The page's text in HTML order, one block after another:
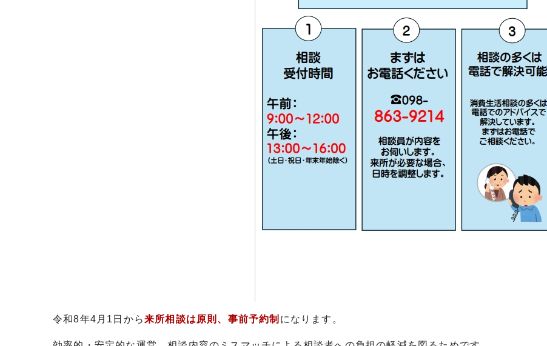
令和8年4月1日から来所相談は原則、事前予約制 になります。